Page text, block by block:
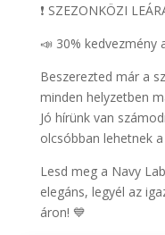
❗ SZEZONKÖZI
📣 30% kedvezmény
Beszerezted már a
minden helyzetben
Jó hírünk van
olcsóbban lehetnek
Lesd meg a Navy
elegáns, legyél az
áron! 💙